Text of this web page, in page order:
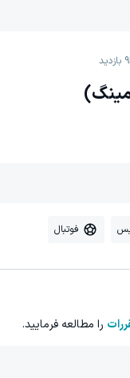
بازدید
فوتبال
را مطالعه فرمایید.